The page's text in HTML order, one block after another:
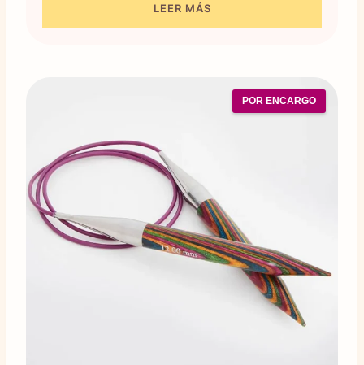
LEER MÁS
POR ENCARGO